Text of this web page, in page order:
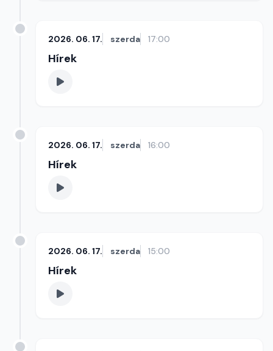
2026. 06. 17. szerda 17:00
Hírek
2026. 06. 17. szerda 16:00
Hírek
2026. 06. 17. szerda 15:00
Hírek